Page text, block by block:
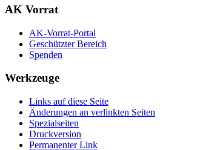
AK Vorrat
AK-Vorrat-Portal
Geschützter Bereich
Spenden
Werkzeuge
Links auf diese Seite
Änderungen an verlinkten Seiten
Spezialseiten
Druckversion
Permanenter Link